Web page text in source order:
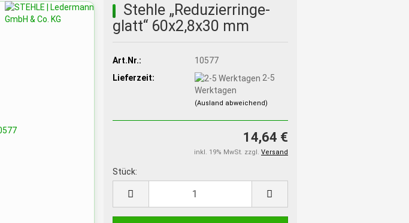
Stehle „Reduzierringe-
glatt“ 60x2,8x30 mm
Art.Nr.:
10577
Lieferzeit:
2-5
Werktagen
(Ausland abweichend)
14,64 €
inkl. 19% MwSt. zzgl. Versand
Stück:
Stück